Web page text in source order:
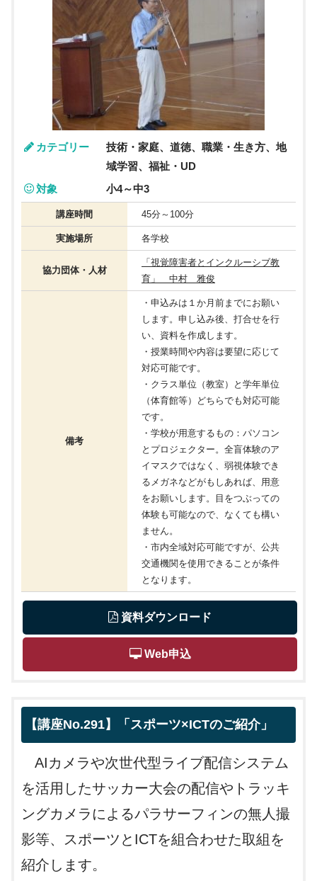
カテゴリー
技術・家庭、道徳、職業・生き方、地
域学習、福祉・UD
対象
小4～中3
講座時間 45分～100分
実施場所 各学校
協力団体・人材
「視覚障害者とインクルーシブ教
育」 中村 雅俊
備考
・申込みは１か月前までにお願い
します。申し込み後、打合せを行
い、資料を作成します。
・授業時間や内容は要望に応じて
対応可能です。
・クラス単位（教室）と学年単位
（体育館等）どちらでも対応可能
です。
・学校が用意するもの：パソコン
とプロジェクター。全盲体験のア
イマスクではなく、弱視体験でき
るメガネなどがもしあれば、用意
をお願いします。目をつぶっての
体験も可能なので、なくても構い
ません。
・市内全域対応可能ですが、公共
交通機関を使用できることが条件
となります。
資料ダウンロード
Web申込
【講座No.291】「スポーツ×ICTのご紹介」
AIカメラや次世代型ライブ配信システム
を活用したサッカー大会の配信やトラッキ
ングカメラによるパラサーフィンの無人撮
影等、スポーツとICTを組合わせた取組を
紹介します。